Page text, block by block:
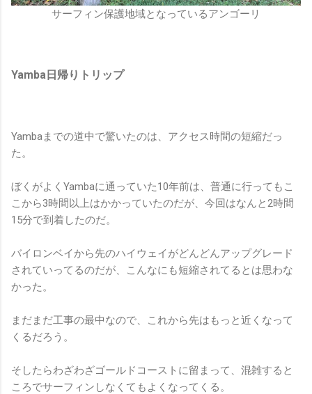
サーフィン保護地域となっているアンゴーリ
Yamba日帰りトリップ
Yambaまでの道中で驚いたのは、アクセス時間の短縮だっ
た。
ぼくがよくYambaに通っていた10年前は、普通に行ってもこ
こから3時間以上はかかっていたのだが、今回はなんと2時間
15分で到着したのだ。
バイロンベイから先のハイウェイがどんどんアップグレード
されていってるのだが、こんなにも短縮されてるとは思わな
かった。
まだまだ工事の最中なので、これから先はもっと近くなって
くるだろう。
そしたらわざわざゴールドコーストに留まって、混雑すると
ころでサーフィンしなくてもよくなってくる。